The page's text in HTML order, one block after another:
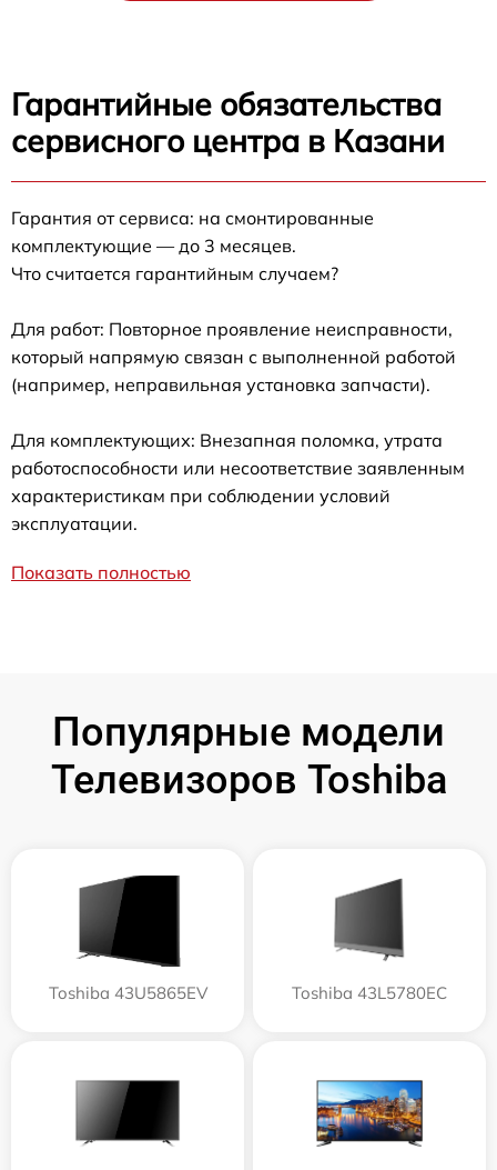
Гарантийные обязательства
сервисного центра в Казани
Гарантия от сервиса: на смонтированные
комплектующие — до 3 месяцев.
Что считается гарантийным случаем?
Для работ: Повторное проявление неисправности,
который напрямую связан с выполненной работой
(например, неправильная установка запчасти).
Для комплектующих: Внезапная поломка, утрата
работоспособности или несоответствие заявленным
характеристикам при соблюдении условий
эксплуатации.
Показать полностью
Популярные модели
Телевизоров Toshiba
Toshiba 43U5865EV Toshiba 43L5780EC